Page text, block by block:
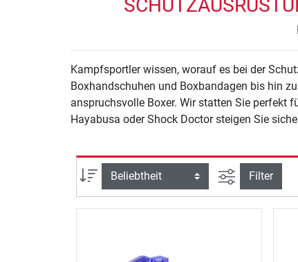
Kampfsportler wissen, worauf es bei der
Boxhandschuhen und Boxbandagen bis hin
anspruchsvolle Boxer. Wir statten Sie perfekt
Hayabusa oder Shock Doctor steigen Sie
Sortierung Ansicht filtern
Filter